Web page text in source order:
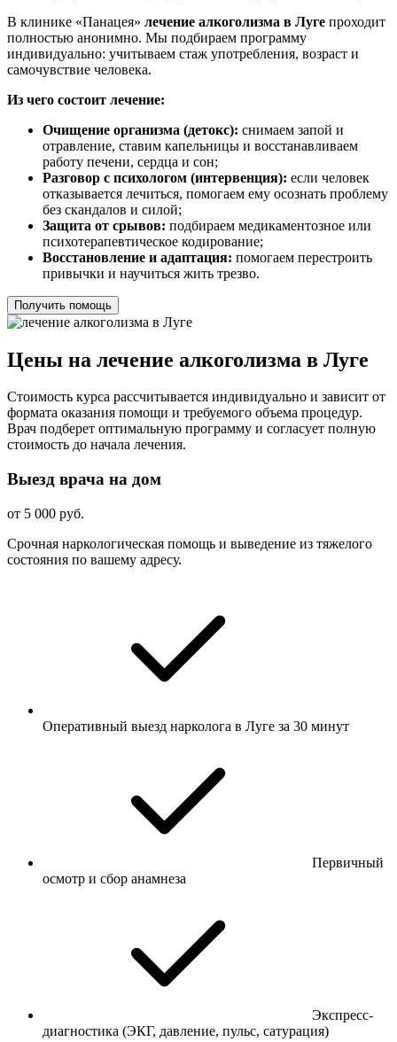
В клинике «Панацея» лечение алкоголизма в Луге проходит
полностью анонимно. Мы подбираем программу
индивидуально: учитываем стаж употребления, возраст и
самочувствие человека.
Из чего состоит лечение:
Очищение организма (детокс): снимаем запой и
отравление, ставим капельницы и восстанавливаем
работу печени, сердца и сон;
Разговор с психологом (интервенция): если человек
отказывается лечиться, помогаем ему осознать проблему
без скандалов и силой;
Защита от срывов: подбираем медикаментозное или
психотерапевтическое кодирование;
Восстановление и адаптация: помогаем перестроить
привычки и научиться жить трезво.
Получить помощь
Цены на лечение алкоголизма в Луге
Стоимость курса рассчитывается индивидуально и зависит от
формата оказания помощи и требуемого объема процедур.
Врач подберет оптимальную программу и согласует полную
стоимость до начала лечения.
Выезд врача на дом
от 5 000 руб.
Срочная наркологическая помощь и выведение из тяжелого
состояния по вашему адресу.
Оперативный выезд нарколога в Луге за 30 минут
Первичный
осмотр и сбор анамнеза
Экспресс-
диагностика (ЭКГ, давление, пульс, сатурация)